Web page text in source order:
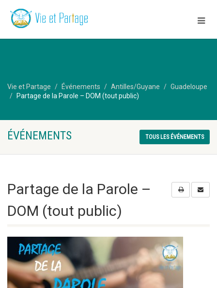
Vie et Partage Événements Antilles/Guyane
Guadeloupe
Partage de la Parole – DOM (tout public)
ÉVÉNEMENTS TOUS LES ÉVÉNEMENTS
Partage de la Parole –
DOM (tout public)